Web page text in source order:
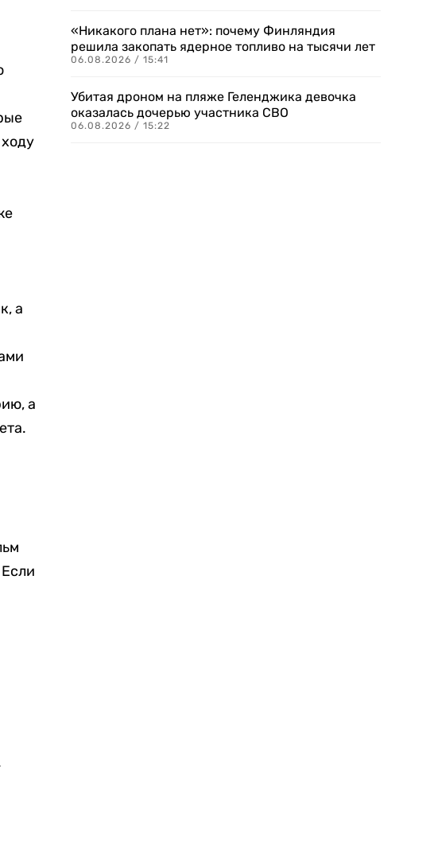
а
а
«Никакого плана нет»: почему Финляндия
решила закопать ядерное топливо на тысячи лет
06.08.2026 / 15:41
Убитая дроном на пляже Геленджика девочка
оказалась дочерью участника СВО
06.08.2026 / 15:22